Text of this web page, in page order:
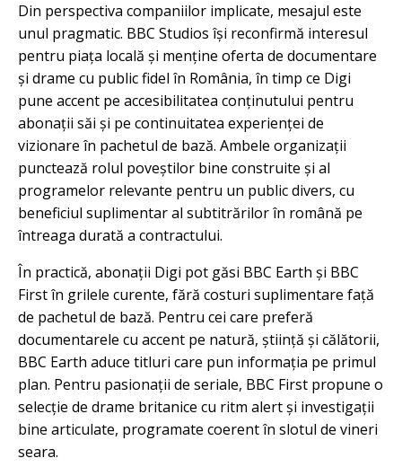
Din perspectiva companiilor implicate, mesajul este
unul pragmatic. BBC Studios își reconfirmă interesul
pentru piața locală și menține oferta de documentare
și drame cu public fidel în România, în timp ce Digi
pune accent pe accesibilitatea conținutului pentru
abonații săi și pe continuitatea experienței de
vizionare în pachetul de bază. Ambele organizații
punctează rolul poveștilor bine construite și al
programelor relevante pentru un public divers, cu
beneficiul suplimentar al subtitrărilor în română pe
întreaga durată a contractului.
În practică, abonații Digi pot găsi BBC Earth și BBC
First în grilele curente, fără costuri suplimentare față
de pachetul de bază. Pentru cei care preferă
documentarele cu accent pe natură, știință și călătorii,
BBC Earth aduce titluri care pun informația pe primul
plan. Pentru pasionații de seriale, BBC First propune o
selecție de drame britanice cu ritm alert și investigații
bine articulate, programate coerent în slotul de vineri
seara.